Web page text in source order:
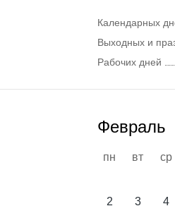
Календарных
Выходных и
Рабочих дней
Февраль
пн вт ср
2
3 4